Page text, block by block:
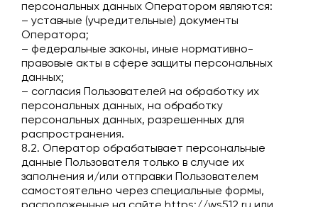
персональных данных Оператором являются:
– уставные (учредительные) документы
Оператора;
– федеральные законы, иные нормативно-
правовые акты в сфере защиты персональных
данных;
– согласия Пользователей на обработку их
персональных данных, на обработку
персональных данных, разрешенных для
распространения.
8.2. Оператор обрабатывает персональные
данные Пользователя только в случае их
заполнения и/или отправки Пользователем
самостоятельно через специальные формы,